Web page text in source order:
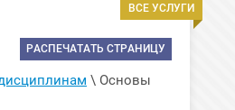
ВСЕ УСЛУГИ
РАСПЕЧАТАТЬ СТРАНИЦУ
\ Основы